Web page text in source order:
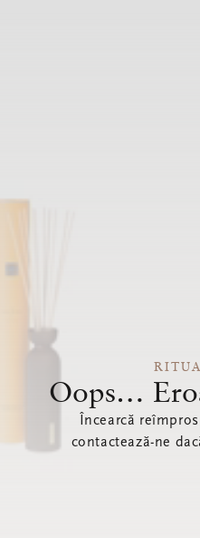
Oops…
Încearcă
contactează-ne